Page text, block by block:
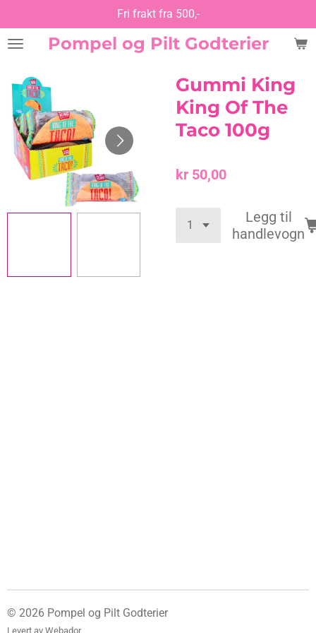
til
hovedinnholdPompel og Pilt Godterier
Fri frakt fra 500,-
Gummi King
King Of The
Taco 100g
kr 50,00
Legg til
handlevogn
© 2026 Pompel og Pilt Godterier
Levert av Webador